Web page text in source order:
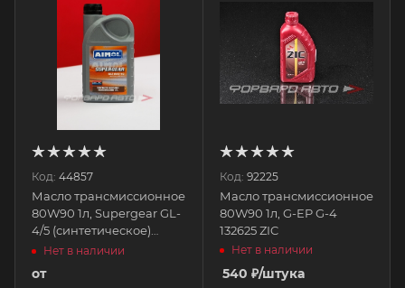
Код: 44857
Масло трансмиссионное
80W90 1л, Supergear GL-
4/5 (синтетическое)
14358 AIMOL
Нет в наличии
от
Код: 92225
Масло трансмиссионное
80W90 1л, G-EP G-4
132625 ZIC
Нет в наличии
540 ₽/штука